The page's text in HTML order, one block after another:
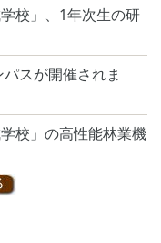
校」、1年次生の研
スが開催されま
校」の高性能林業機